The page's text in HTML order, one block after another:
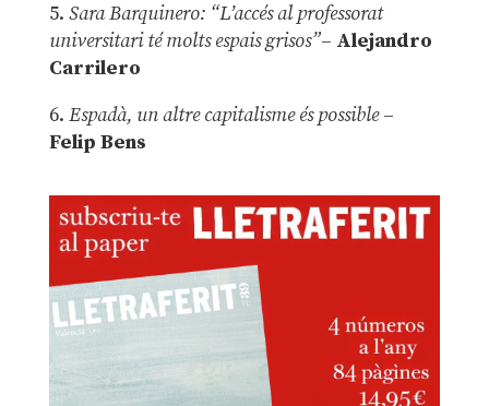
5. Sara Barquinero: “L’accés al professorat
universitari té molts espais grisos”– Alejandro
Carrilero
6. Espadà, un altre capitalisme és possible –
Felip Bens